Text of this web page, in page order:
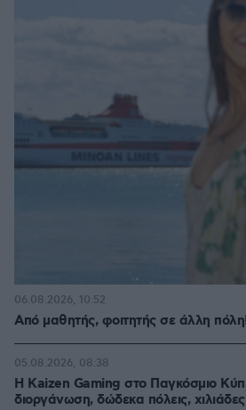
Από μαθητής, φοιτητής σε άλλη
06.08.2026, 10:52
H Kaizen Gaming στο Παγκόσμιο
διοργάνωση, δώδεκα πόλεις, χιλιάδες
05.08.2026, 08:38